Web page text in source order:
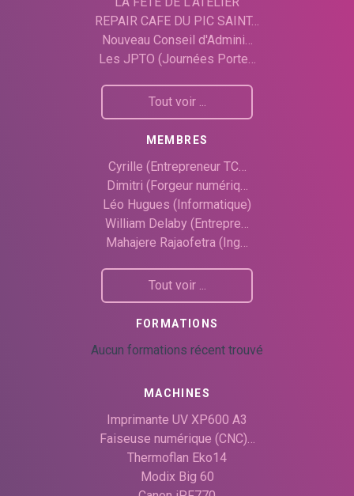
REPAIR CAFE DU PIC SAINT…
Nouveau Conseil d'Admini…
Les JPTO (Journées Porte…
Tout voir ...
MEMBRES
Cyrille (Entrepreneur TC…
Dimitri (Forgeur numériq…
Léo Hugues (Informatique)
William Delaby (Entrepre…
Mahajere Rajaofetra (Ing…
Tout voir ...
FORMATIONS
Aucun formations récent trouvé
MACHINES
Imprimante UV XP600 A3
Faiseuse numérique (CNC)…
Thermoflan Eko14
Modix Big 60